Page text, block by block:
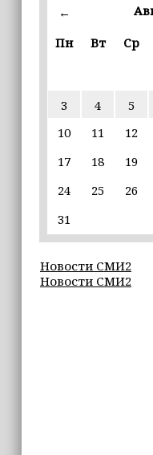
Дмитрий
въездной — на
Из бюджета
выделено 505 млн
пострадавшим от
15:35
— стать большой
Избирательные
готовы к приёму
←
Пн
Вт Ср
3
4 5
10
11 12
17
18 19
24
25 26
31
Новости СМИ2
Новости СМИ2